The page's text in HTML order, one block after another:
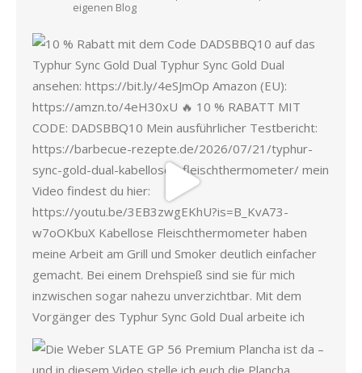
eigenen Blog